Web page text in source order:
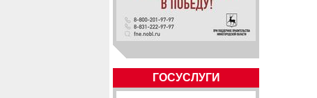
ГОСУСЛУГИ